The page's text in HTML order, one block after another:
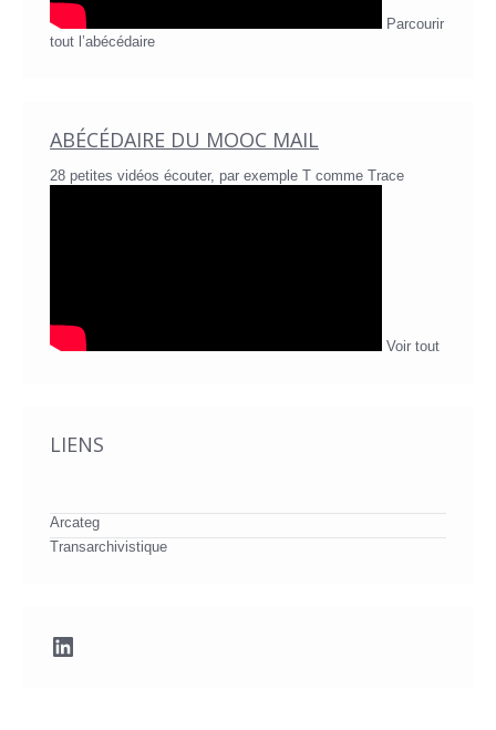
Parcourir
tout l’abécédaire
ABÉCÉDAIRE DU MOOC MAIL
28 petites vidéos écouter, par exemple T comme Trace
Voir tout
LIENS
Arcateg
Transarchivistique
LinkedIn